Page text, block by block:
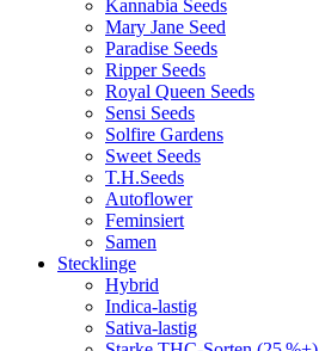
Kannabia Seeds
Mary Jane Seed
Paradise Seeds
Ripper Seeds
Royal Queen Seeds
Sensi Seeds
Solfire Gardens
Sweet Seeds
T.H.Seeds
Autoflower
Feminsiert
Samen
Stecklinge
Hybrid
Indica-lastig
Sativa-lastig